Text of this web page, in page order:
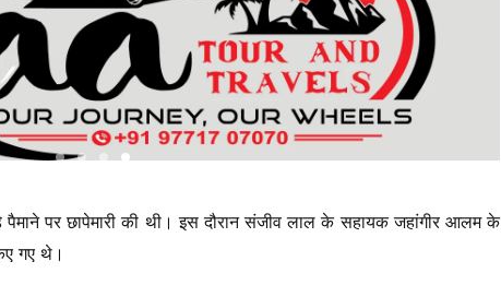
पर छापेमारी की थी। इस दौरान संजीव लाल के सहायक जहांगीर आलम के
गए थे।